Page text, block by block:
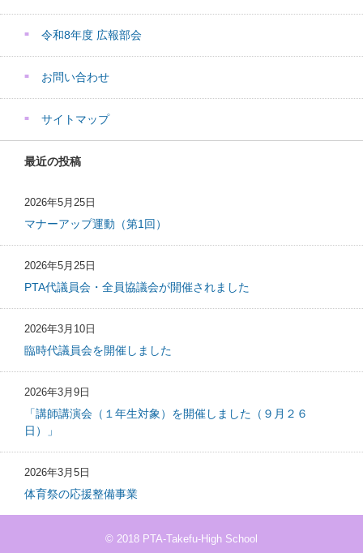
令和8年度 広報部会
お問い合わせ
サイトマップ
最近の投稿
2026年5月25日
マナーアップ運動（第1回）
2026年5月25日
PTA代議員会・全員協議会が開催されました
2026年3月10日
臨時代議員会を開催しました
2026年3月9日
「講師講演会（１年生対象）を開催しました（９月２６
日）」
2026年3月5日
体育祭の応援整備事業
© 2018 PTA-Takefu-High School